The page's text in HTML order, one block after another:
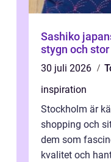
Sashiko japanskt broderi med enkla
stygn och
30 juli 2026
inspiration
Stockholm är
shopping och
dem som
kvalitet och